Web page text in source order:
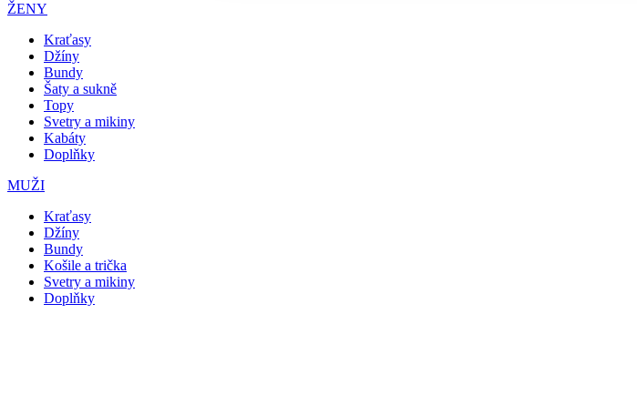
ŽENY
Kraťasy
Džíny
Bundy
Šaty a sukně
Topy
Svetry a mikiny
Kabáty
Doplňky
MUŽI
Kraťasy
Džíny
Bundy
Košile a trička
Svetry a mikiny
Doplňky